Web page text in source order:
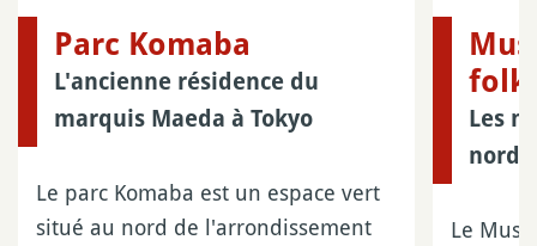
Parc Komaba
L'ancienne résidence du
marquis Maeda à Tokyo
Le parc Komaba est un espace vert
situé au nord de l'arrondissement
Les
nord
Le